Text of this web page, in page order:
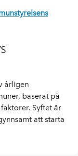
årligen
baserat på
Syftet är
att starta